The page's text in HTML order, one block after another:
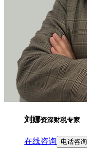
刘娜资深财税专家
在线咨询 电话咨询